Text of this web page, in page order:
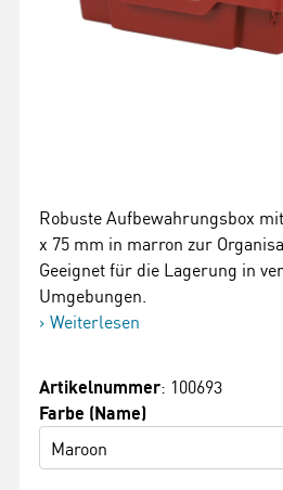
Robuste Aufbewahrungsbox
x 75 mm in marron zur
Geeignet für die Lagerung in
Umgebungen.
Weiterlesen
Artikelnummer: 100693
Farbe (Name)
Maroon